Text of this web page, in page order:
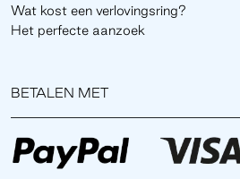
Wat kost een verlovingsring?
Het perfecte aanzoek
BETALEN MET